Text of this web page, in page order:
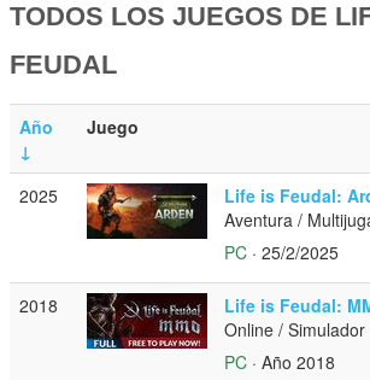
TODOS LOS JUEGOS DE
FEUDAL
Año
↓
Juego
2025 Life is Feudal:
Aventura /
PC · 25/2/2025
2018 Life is Feudal:
Online / Simulador
PC · Año 2018